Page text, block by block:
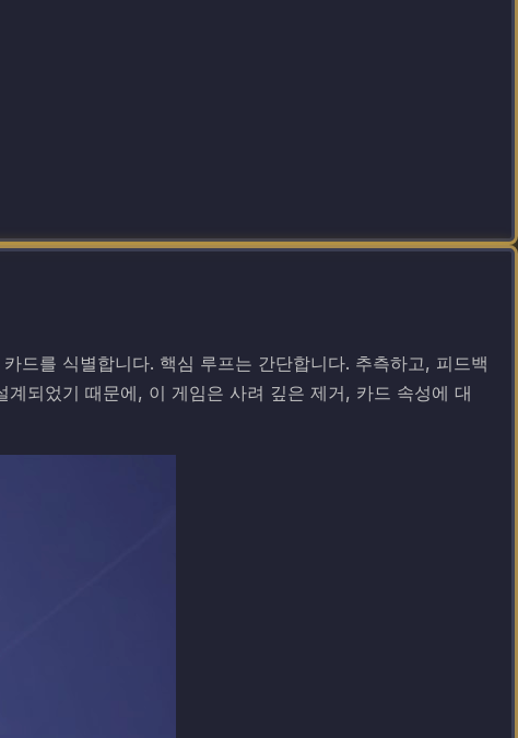
드를 식별합니다. 핵심 루프는 간단합니다. 추측하고, 피드백
되었기 때문에, 이 게임은 사려 깊은 제거, 카드 속성에 대